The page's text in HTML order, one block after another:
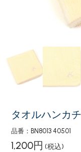
タオルハンカチ
品番：BN8013 40501
1,200円 (税込)